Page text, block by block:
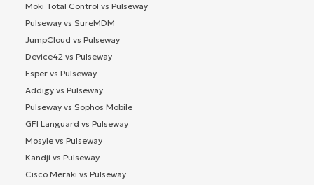
Moki Total Control vs Pulseway
Pulseway vs SureMDM
JumpCloud vs Pulseway
Device42 vs Pulseway
Esper vs Pulseway
Addigy vs Pulseway
Pulseway vs Sophos Mobile
GFI Languard vs Pulseway
Mosyle vs Pulseway
Kandji vs Pulseway
Cisco Meraki vs Pulseway